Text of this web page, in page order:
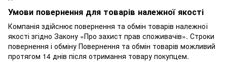
Умови повернення для товарів належної якості
Компанія здійснює повернення та обмін товарів належної
якості згідно Закону «Про захист прав споживачів». Строки
повернення і обміну Повернення та обмін товарів можливий
протягом 14 днів після отримання товару покупцем.